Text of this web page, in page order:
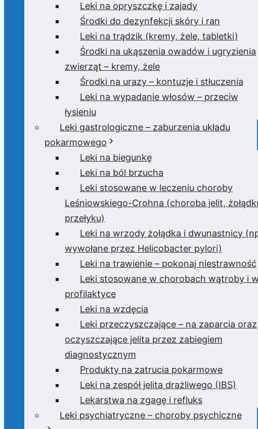
Leki na opryszczkę i zajady
Środki do dezynfekcji skóry i ran
Leki na trądzik (kremy, żele, tabletki)
Środki na ukąszenia owadów i ugryzienia
zwierząt – kremy, żele
Środki na urazy – kontuzje i stłuczenia
Leki na wypadanie włosów – przeciw
łysieniu
Leki gastrologiczne – zaburzenia układu
pokarmowego
Leki na biegunkę
Leki na ból brzucha
Leki stosowane w leczeniu choroby
Leśniowskiego-Crohna (choroba jelit,
przełyku)
Leki na wrzody żołądka i dwunastnicy
wywołane przez Helicobacter pylori)
Leki na trawienie – pokonaj niestrawność
Leki stosowane w chorobach wątroby i w
profilaktyce
Leki na wzdęcia
Leki przeczyszczające – na zaparcia oraz
oczyszczające jelita przez zabiegiem
diagnostycznym
Produkty na zatrucia pokarmowe
Leki na zespół jelita drażliwego (IBS)
Lekarstwa na zgagę i refluks
Leki psychiatryczne – choroby psychiczne